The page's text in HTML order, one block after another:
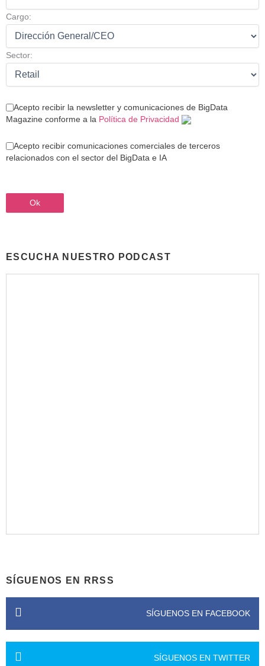
Cargo:
Sector:
Acepto recibir la newsletter y comunicaciones de BigData
Magazine conforme a la Política de Privacidad
Acepto recibir comunicaciones comerciales de terceros
relacionados con el sector del BigData e IA
ESCUCHA NUESTRO PODCAST
SÍGUENOS EN RRSS
SÍGUENOS EN FACEBOOK
SÍGUENOS EN TWITTER